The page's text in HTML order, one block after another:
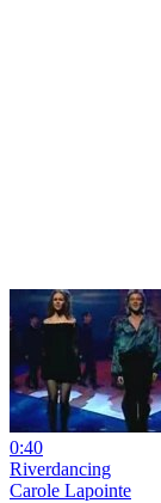
0:40
Riverdancing
Carole Lapointe